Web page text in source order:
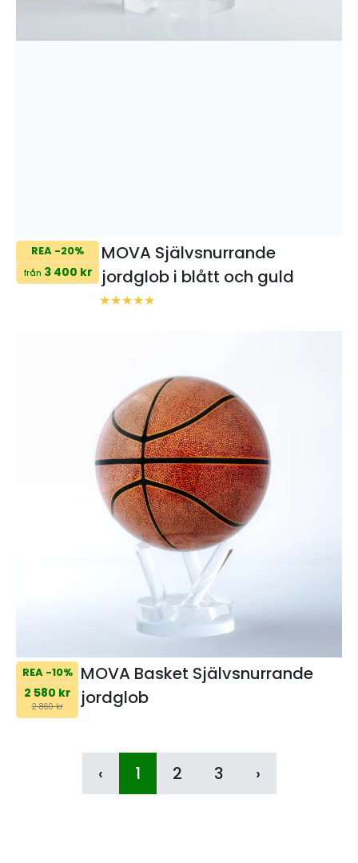
REA -20%
från 3 400 kr
MOVA Självsnurrande
jordglob i blått och guld
REA -10%
2 580 kr
2 860 kr
MOVA Basket Självsnurrande
jordglob
‹ 1 2 3 ›